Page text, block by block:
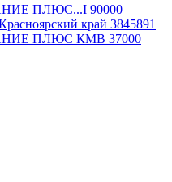
ПЛЮС...I 90000
край 3845891
ПЛЮС КМВ 37000